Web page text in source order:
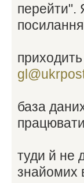
перейти".
база
туди й не
знайомих